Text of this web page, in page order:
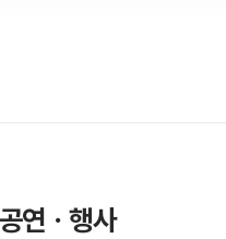
연ㆍ행사